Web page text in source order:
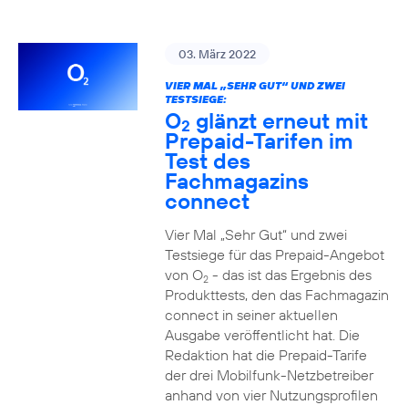
03. März 2022
VIER MAL „SEHR GUT“ UND ZWEI
TESTSIEGE:
O2 glänzt erneut mit
Prepaid-Tarifen im
Test des
Fachmagazins
connect
Vier Mal „Sehr Gut“ und zwei
Testsiege für das Prepaid-Angebot
von O2- das ist das Ergebnis des
Produkttests, den das Fachmagazin
connect in seiner aktuellen
Ausgabe veröffentlicht hat. Die
Redaktion hat die Prepaid-Tarife
der drei Mobilfunk-Netzbetreiber
anhand von vier Nutzungsprofilen